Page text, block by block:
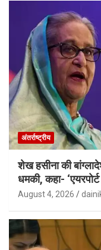
अंतर्राष्ट्रीय
शेख हसीना की
धमकी, कहा-
August 4, 2026